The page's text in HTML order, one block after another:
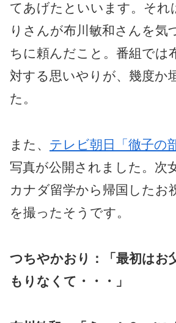
てあげたといいます。それ
りさんが布川敏和さんを気
ちに頼んだこと。番組では
対する思いやりが、幾度か
た。
また、 テレビ朝日「徹子の
写真が公開されました。次
カナダ留学から帰国したお
を撮ったそうです。
つちやかおり：「最初はお
もりなくて・・・」